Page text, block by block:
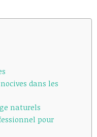
dans les
naturels
pour